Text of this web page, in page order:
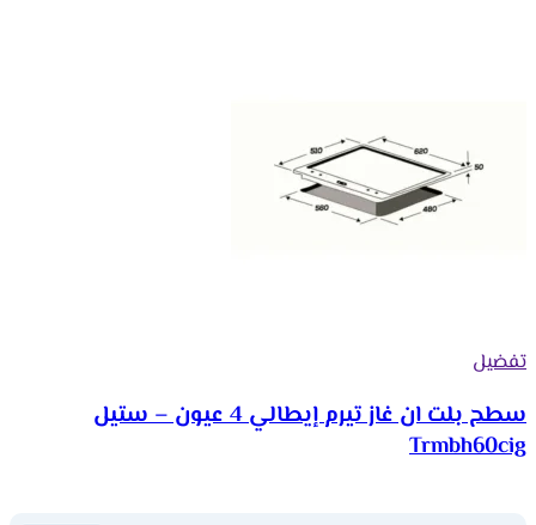
تفضيل
سطح بلت ان غاز تيرم إيطالي 4 عيون – ستيل
Trmbh60cig